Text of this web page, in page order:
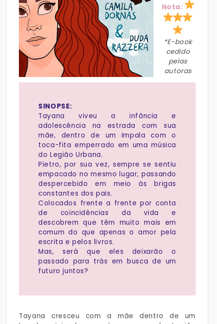
Nota:
*E-book
cedido
pelas
autoras
SINOPSE:
Tayana viveu a infância e
adolescência na estrada com sua
mãe, dentro de um Impala com o
toca-fita emperrado em uma música
do Legião Urbana.
Pietro, por sua vez, sempre se sentiu
empacado no mesmo lugar, passando
despercebido em meio às brigas
constantes dos pais.
Colocados frente a frente por conta
de coincidências da vida e
descobrem que têm muito mais em
comum do que apenas o amor pela
escrita e pelos livros.
Mas, será que eles deixarão o
passado para trás em busca de um
futuro juntos?
Tayana cresceu com a mãe dentro de um